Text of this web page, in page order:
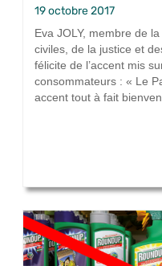
19 octobre 2017
Eva JOLY, membre de
civiles, de la justice et
félicite de l’accent mis
consommateurs : « Le
accent tout à fait